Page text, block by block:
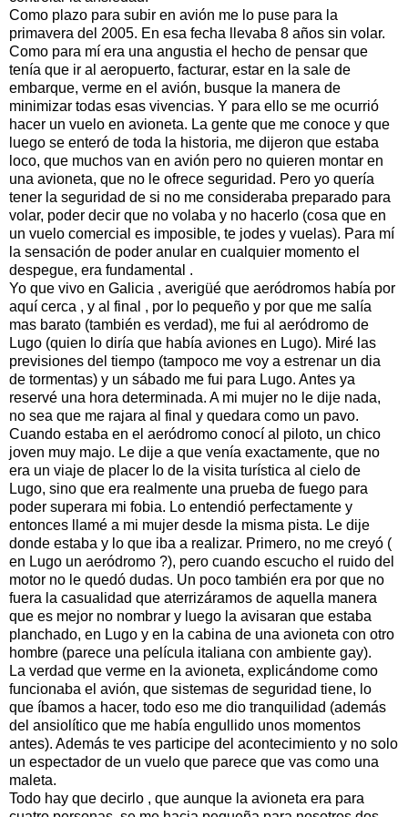
Como plazo para subir en avión me lo puse para la
primavera del 2005. En esa fecha llevaba 8 años sin volar.
Como para mí era una angustia el hecho de pensar que
tenía que ir al aeropuerto, facturar, estar en la sale de
embarque, verme en el avión, busque la manera de
minimizar todas esas vivencias. Y para ello se me ocurrió
hacer un vuelo en avioneta. La gente que me conoce y que
luego se enteró de toda la historia, me dijeron que estaba
loco, que muchos van en avión pero no quieren montar en
una avioneta, que no le ofrece seguridad. Pero yo quería
tener la seguridad de si no me consideraba preparado para
volar, poder decir que no volaba y no hacerlo (cosa que en
un vuelo comercial es imposible, te jodes y vuelas). Para mí
la sensación de poder anular en cualquier momento el
despegue, era fundamental .
Yo que vivo en Galicia , averigüé que aeródromos había por
aquí cerca , y al final , por lo pequeño y por que me salía
mas barato (también es verdad), me fui al aeródromo de
Lugo (quien lo diría que había aviones en Lugo). Miré las
previsiones del tiempo (tampoco me voy a estrenar un dia
de tormentas) y un sábado me fui para Lugo. Antes ya
reservé una hora determinada. A mi mujer no le dije nada,
no sea que me rajara al final y quedara como un pavo.
Cuando estaba en el aeródromo conocí al piloto, un chico
joven muy majo. Le dije a que venía exactamente, que no
era un viaje de placer lo de la visita turística al cielo de
Lugo, sino que era realmente una prueba de fuego para
poder superara mi fobia. Lo entendió perfectamente y
entonces llamé a mi mujer desde la misma pista. Le dije
donde estaba y lo que iba a realizar. Primero, no me creyó (
en Lugo un aeródromo ?), pero cuando escucho el ruido del
motor no le quedó dudas. Un poco también era por que no
fuera la casualidad que aterrizáramos de aquella manera
que es mejor no nombrar y luego la avisaran que estaba
planchado, en Lugo y en la cabina de una avioneta con otro
hombre (parece una película italiana con ambiente gay).
La verdad que verme en la avioneta, explicándome como
funcionaba el avión, que sistemas de seguridad tiene, lo
que íbamos a hacer, todo eso me dio tranquilidad (además
del ansiolítico que me había engullido unos momentos
antes). Además te ves participe del acontecimiento y no solo
un espectador de un vuelo que parece que vas como una
maleta.
Todo hay que decirlo , que aunque la avioneta era para